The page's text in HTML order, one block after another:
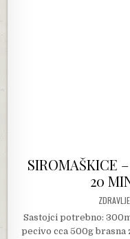
SIROMAŠKICE
20
AUTHOR:
ZDRAVLJE
Sastojci potrebno:
pecivo cca 500g brasna